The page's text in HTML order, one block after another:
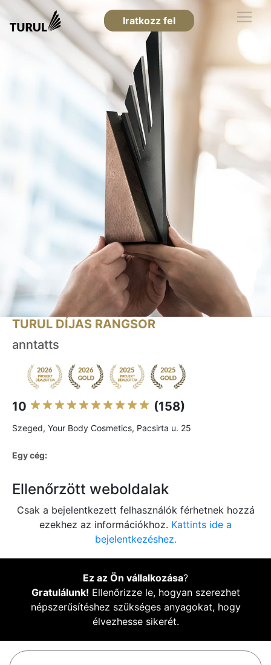
Iratkozz fel
TURUL DÍJAS RANGSOR
anntatts
10 (158)
Szeged, Your Body Cosmetics, Pacsirta u. 25
Egy cég:
Ellenőrzött weboldalak
Csak a bejelentkezett felhasználók férhetnek hozzá
ezekhez az információkhoz. Kattints ide a
bejelentkezéshez.
Ez az Ön vállalkozása?
Gratulálunk! Ellenőrizze le, hogyan szerezhet
népszerűsítéshez szükséges anyagokat, hogy
élvezhesse sikerét.